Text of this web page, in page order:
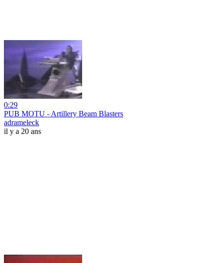
0:29
PUB MOTU - Artillery Beam Blasters
adrameleck
il y a 20 ans